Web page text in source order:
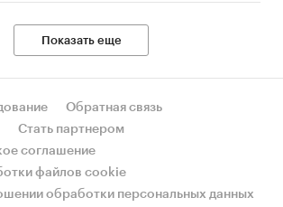
Показать еще
Обратная связь
Стать партнером
соглашение
файлов cookie
обработки персональных данных